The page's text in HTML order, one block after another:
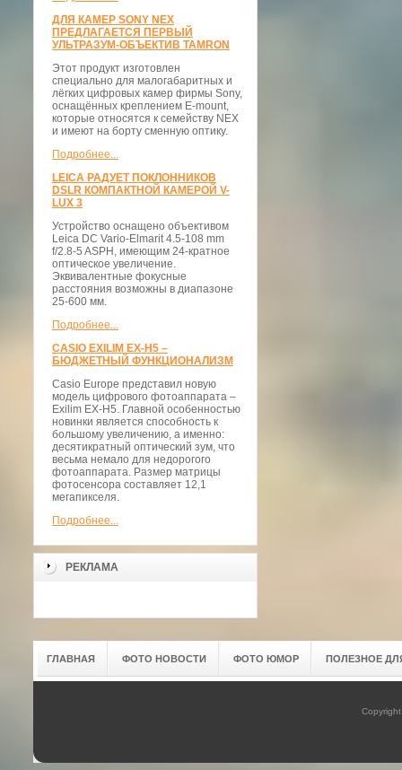
ДЛЯ КАМЕР SONY NEX
ПРЕДЛАГАЕТСЯ ПЕРВЫЙ
УЛЬТРАЗУМ-ОБЪЕКТИВ TAMRON
Этот продукт изготовлен
специально для малогабаритных и
лёгких цифровых камер фирмы Sony,
оснащённых креплением E-mount,
которые относятся к семейству NEX
и имеют на борту сменную оптику.
Подробнее...
LEICA РАДУЕТ ПОКЛОННИКОВ
DSLR КОМПАКТНОЙ КАМЕРОЙ V-
LUX 3
Устройство оснащено объективом
Leica DC Vario-Elmarit 4.5-108 mm
f/2.8-5 ASPH, имеющим 24-кратное
оптическое увеличение.
Эквивалентные фокусные
расстояния возможны в диапазоне
25-600 мм.
Подробнее...
CASIO EXILIM EX-H5 –
БЮДЖЕТНЫЙ ФУНКЦИОНАЛИЗМ
Casio Europe представил новую
модель цифрового фотоаппарата –
Exilim EX-H5. Главной особенностью
новинки является способность к
большому увеличению, а именно:
десятикратный оптический зум, что
весьма немало для недорогого
фотоаппарата. Размер матрицы
фотосенсора составляет 12,1
мегапикселя.
Подробнее...
РЕКЛАМА
ГЛАВНАЯ ФОТО НОВОСТИ ФОТО ЮМОР ПОЛЕЗНОЕ